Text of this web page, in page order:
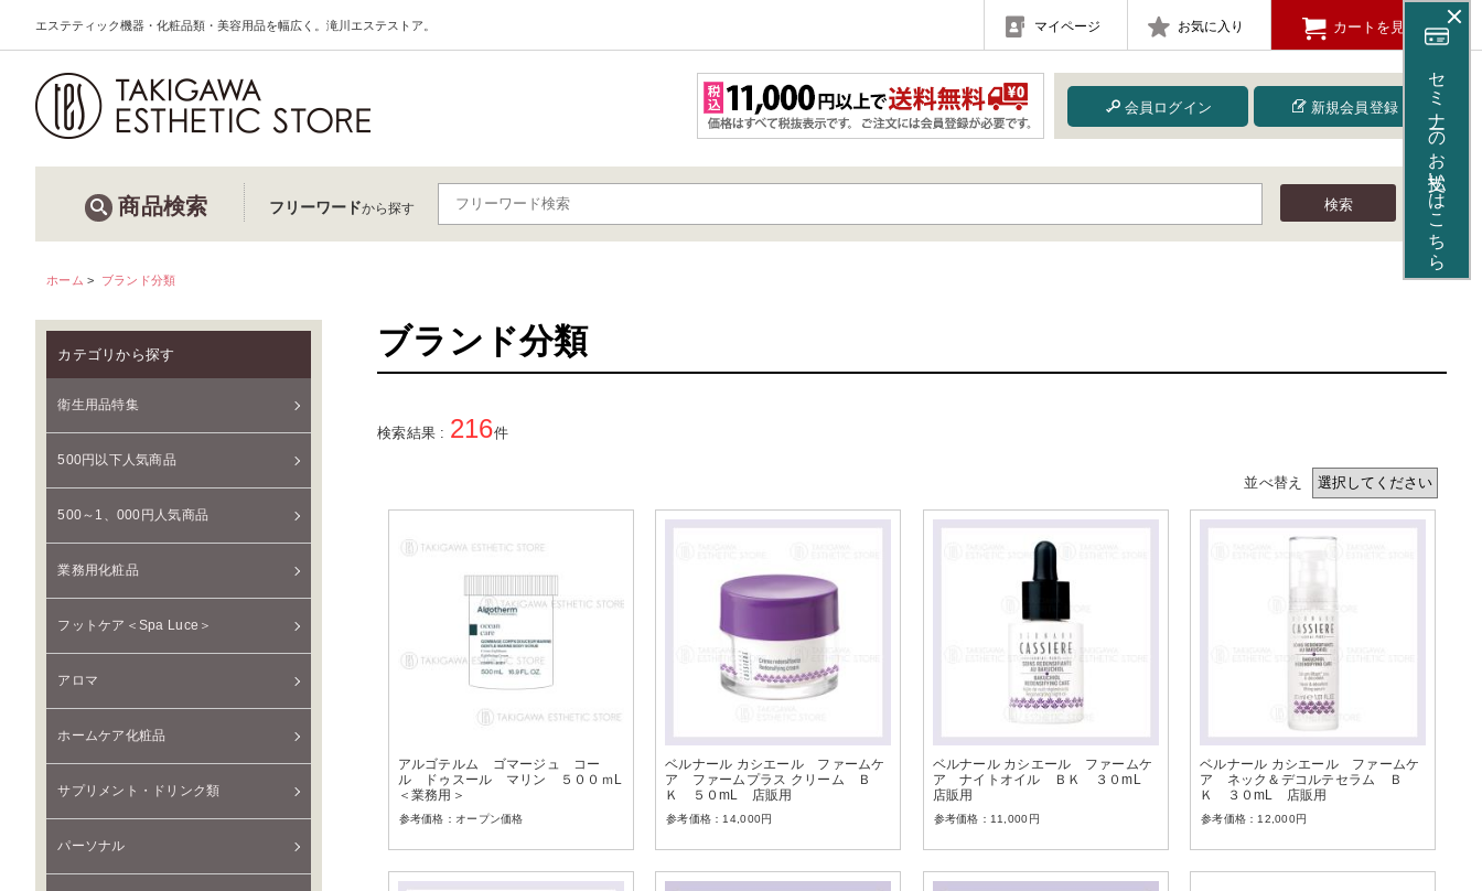
エステティック機器・化粧品類・美容用品を幅広く。滝川エステストア。 マイページ お気に入り カートを見る
会員ログイン 新規会員登録
商品検索 フリーワードから探す 検索
ホーム > ブランド分類
ブランド分類
検索結果 : 216件
並べ替え
アルゴテルム ゴマージュ コー
ル ドゥスール マリン ５００ｍL
＜業務用＞
オープン価格
ベルナール カシエール ファームケ
ア ファームプラス クリーム Ｂ
Ｋ ５０mL 店販用
14,000円
ベルナール カシエール ファームケ
ア ナイトオイル ＢＫ ３０mL
店販用
11,000円
ベルナール カシエール ファームケ
ア ネック＆デコルテセラム Ｂ
Ｋ ３０mL 店販用
12,000円
カテゴリから探す
衛生用品特集
500円以下人気商品
500～1、000円人気商品
業務用化粧品
フットケア＜Spa Luce＞
アロマ
ホームケア化粧品
サプリメント・ドリンク類
パーソナル
セミナーのお支払いはこちら